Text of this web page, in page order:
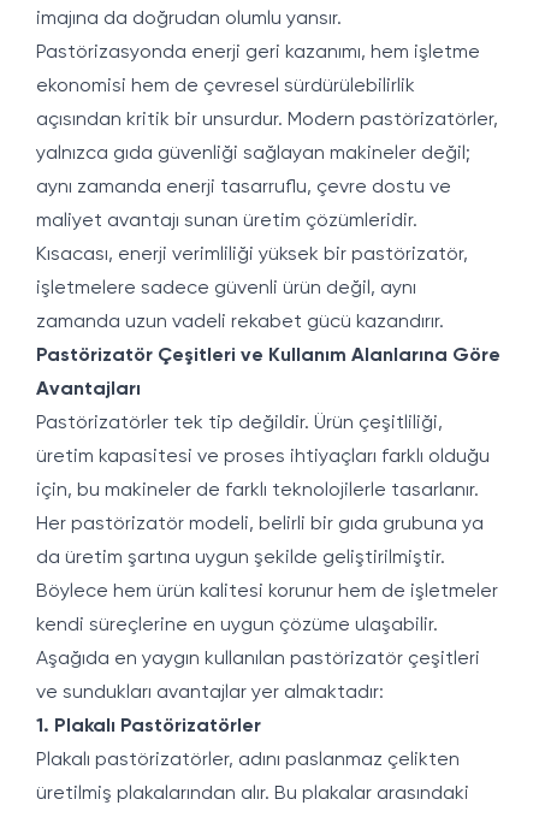
imajına da doğrudan olumlu yansır.
Pastörizasyonda enerji geri kazanımı, hem işletme
ekonomisi hem de çevresel sürdürülebilirlik
açısından kritik bir unsurdur. Modern pastörizatörler,
yalnızca gıda güvenliği sağlayan makineler değil;
aynı zamanda enerji tasarruflu, çevre dostu ve
maliyet avantajı sunan üretim çözümleridir.
Kısacası, enerji verimliliği yüksek bir pastörizatör,
işletmelere sadece güvenli ürün değil, aynı
zamanda uzun vadeli rekabet gücü kazandırır.
Pastörizatör Çeşitleri ve Kullanım Alanlarına Göre
Avantajları
Pastörizatörler tek tip değildir. Ürün çeşitliliği,
üretim kapasitesi ve proses ihtiyaçları farklı olduğu
için, bu makineler de farklı teknolojilerle tasarlanır.
Her pastörizatör modeli, belirli bir gıda grubuna ya
da üretim şartına uygun şekilde geliştirilmiştir.
Böylece hem ürün kalitesi korunur hem de işletmeler
kendi süreçlerine en uygun çözüme ulaşabilir.
Aşağıda en yaygın kullanılan pastörizatör çeşitleri
ve sundukları avantajlar yer almaktadır:
1. Plakalı Pastörizatörler
Plakalı pastörizatörler, adını paslanmaz çelikten
üretilmiş plakalarından alır. Bu plakalar arasındaki